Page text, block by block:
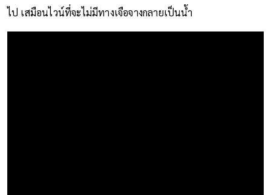
ไป เสมือนไวน์ที่จะไม่มีทางเจือจางกลายเป็นน้ำ